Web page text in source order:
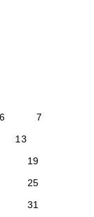
6
7
13
19
25
31